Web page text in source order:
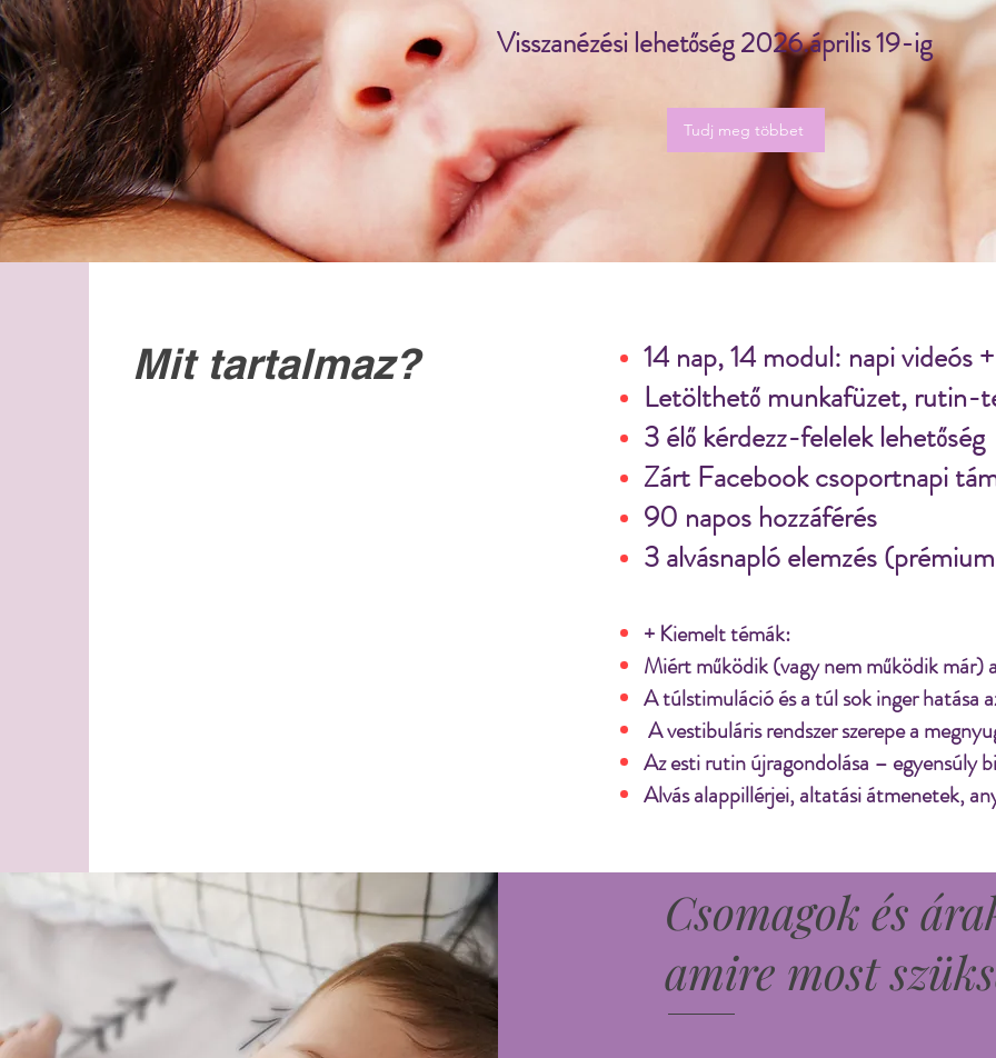
Visszanézési lehetőség 2026.április 19-ig
Tudj meg többet
Mit tartalmaz?
14 nap, 14 modul: napi videós
Letölthető munkafüzet, rutin-
3 élő kérdezz-felelek lehetőség
Zárt Facebook csoportnapi
90 napos hozzáférés
3 alvásnapló elemzés
+ Kiemelt témák:
Miért működik (vagy nem működik már)
A túlstimuláció és a túl sok inger hatása
A vestibuláris rendszer szerepe a
Az esti rutin újragondolása – egyensúly
Alvás alappillérjei, altatási átmenetek,
Csomagok és
amire most